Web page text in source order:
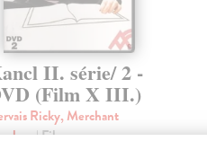
II. série/ 2 -
(Film X III.)
Ricky, Merchant
| Film